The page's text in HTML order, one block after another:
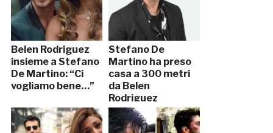
Belen Rodriguez
insieme a Stefano
De Martino: “Ci
vogliamo bene…”
Stefano De
Martino ha preso
casa a 300 metri
da Belen
Rodriguez